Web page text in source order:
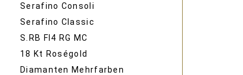
Serafino Consoli
Serafino Classic
S.RB FI4 RG MC
18 Kt Roségold
Diamanten Mehrfarben